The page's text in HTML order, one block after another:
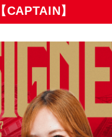
【CAPTAIN】